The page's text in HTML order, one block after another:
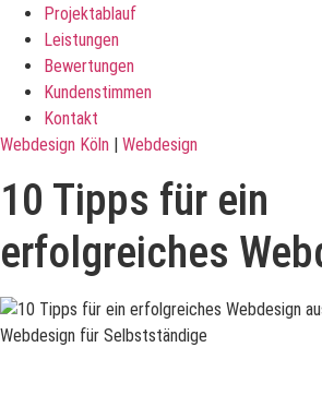
Projektablauf
Leistungen
Bewertungen
Kundenstimmen
Kontakt
Webdesign Köln
Webdesign
10 Tipps für ein
erfolgreiches